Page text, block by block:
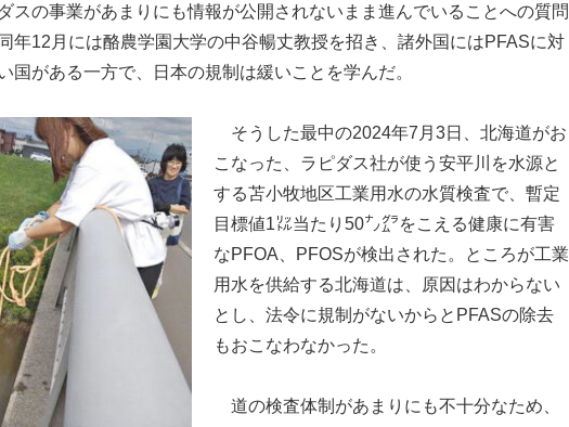
スの事業があまりにも情報が公開されないまま進んでいることへの質問
年12月には酪農学園大学の中谷暢丈教授を招き、諸外国にはPFASに対
国がある一方で、日本の規制は緩いことを学んだ。
そうした最中の2024年7月3日、北海道がお
こなった、ラピダス社が使う安平川を水源と
する苫小牧地区工業用水の水質検査で、暫定
目標値1㍑当たり50㌨㌘をこえる健康に有害
なPFOA、PFOSが検出された。ところが工業
用水を供給する北海道は、原因はわからない
とし、法令に規制がないからとPFASの除去
もおこなわなかった。
道の検査体制があまりにも不十分なため、